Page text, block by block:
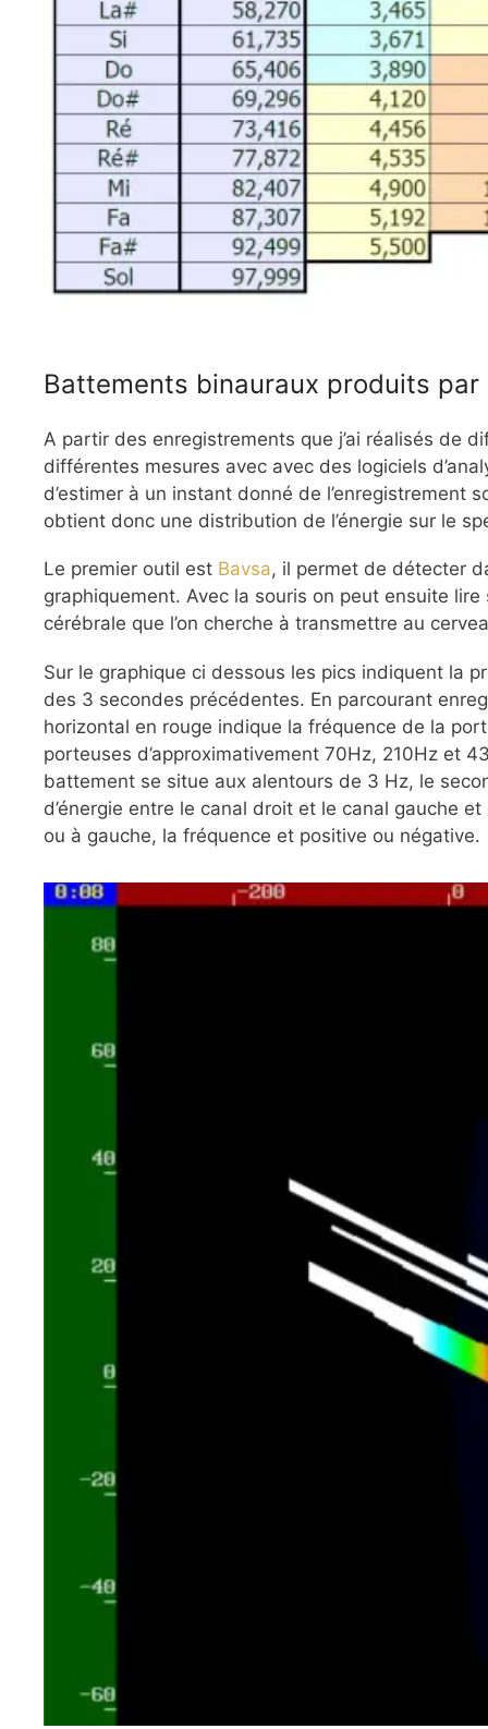
Battements binauraux produits
A partir des enregistrements que j’ai réalisés de
différentes mesures avec avec des logiciels
d’estimer à un instant donné de l’enregistrement
obtient donc une distribution de l’énergie sur le
Le premier outil est Bavsa, il permet de détecter
graphiquement. Avec la souris on peut ensuite
cérébrale que l’on cherche à transmettre au
Sur le graphique ci dessous les pics indiquent la
des 3 secondes précédentes. En parcourant
horizontal en rouge indique la fréquence de la
porteuses d’approximativement 70Hz, 210Hz et
battement se situe aux alentours de 3 Hz, le
d’énergie entre le canal droit et le canal gauche
ou à gauche, la fréquence et positive ou négative.